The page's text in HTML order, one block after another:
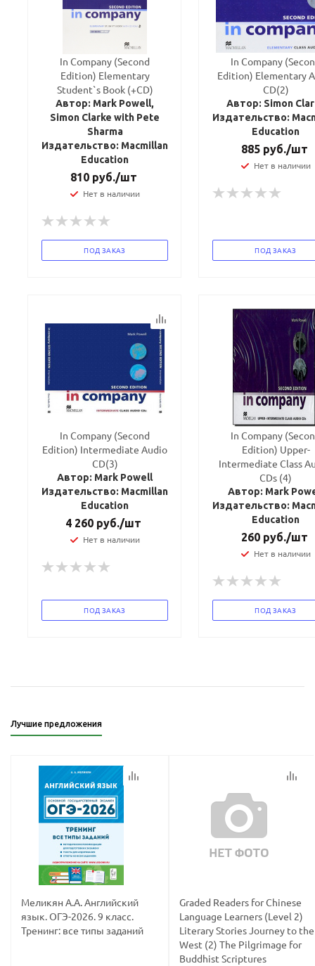
In Company (Second
Edition) Elementary
Student`s Book (+CD)
Автор: Mark Powell,
Simon Clarke with Pete
Sharma
Издательство: Macmillan
Education
810руб./шт
Нет в наличии
ПОД ЗАКАЗ
In Company
Edition) Elementary
CD(2)
Автор: Simon
Издательство:
Education
885руб./шт
Нет в наличии
ПОД ЗАКАЗ
In Company (Second
Edition) Intermediate Audio
CD(3)
Автор: Mark Powell
Издательство: Macmillan
Education
4 260 руб./шт
Нет в наличии
ПОД ЗАКАЗ
In Company
Edition) Upper-
Intermediate Class
CDs (4)
Автор: Mark
Издательство:
Education
260руб./шт
Нет в наличии
ПОД ЗАКАЗ
Лучшие предложения
Меликян А.А. Английский
язык. ОГЭ-2026. 9 класс.
Тренинг: все типы заданий
Graded Readers for Chinese
Language Learners (Level 2)
Literary Stories Journey to the
West (2) The Pilgrimage for
Buddhist Scriptures